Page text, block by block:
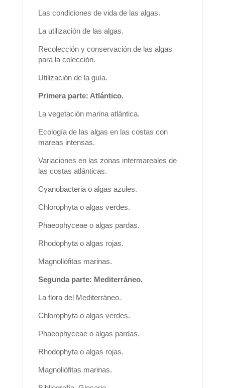
Las condiciones de vida de las algas.
La utilización de las algas.
Recolección y conservación de las algas
para la colección.
Utilización de la guía.
Primera parte: Atlántico.
La vegetación marina atlántica.
Ecología de las algas en las costas con
mareas intensas.
Variaciones en las zonas intermareales de
las costas atlánticas.
Cyanobacteria o algas azules.
Chlorophyta o algas verdes.
Phaeophyceae o algas pardas.
Rhodophyta o algas rojas.
Magnoliófitas marinas.
Segunda parte: Mediterráneo.
La flora del Mediterráneo.
Chlorophyta o algas verdes.
Phaeophyceae o algas pardas.
Rhodophyta o algas rojas.
Magnoliófitas marinas.